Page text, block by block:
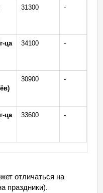
31300 -
ца
34100 -
30900 -
ца
33600 -
отличаться на
праздники).